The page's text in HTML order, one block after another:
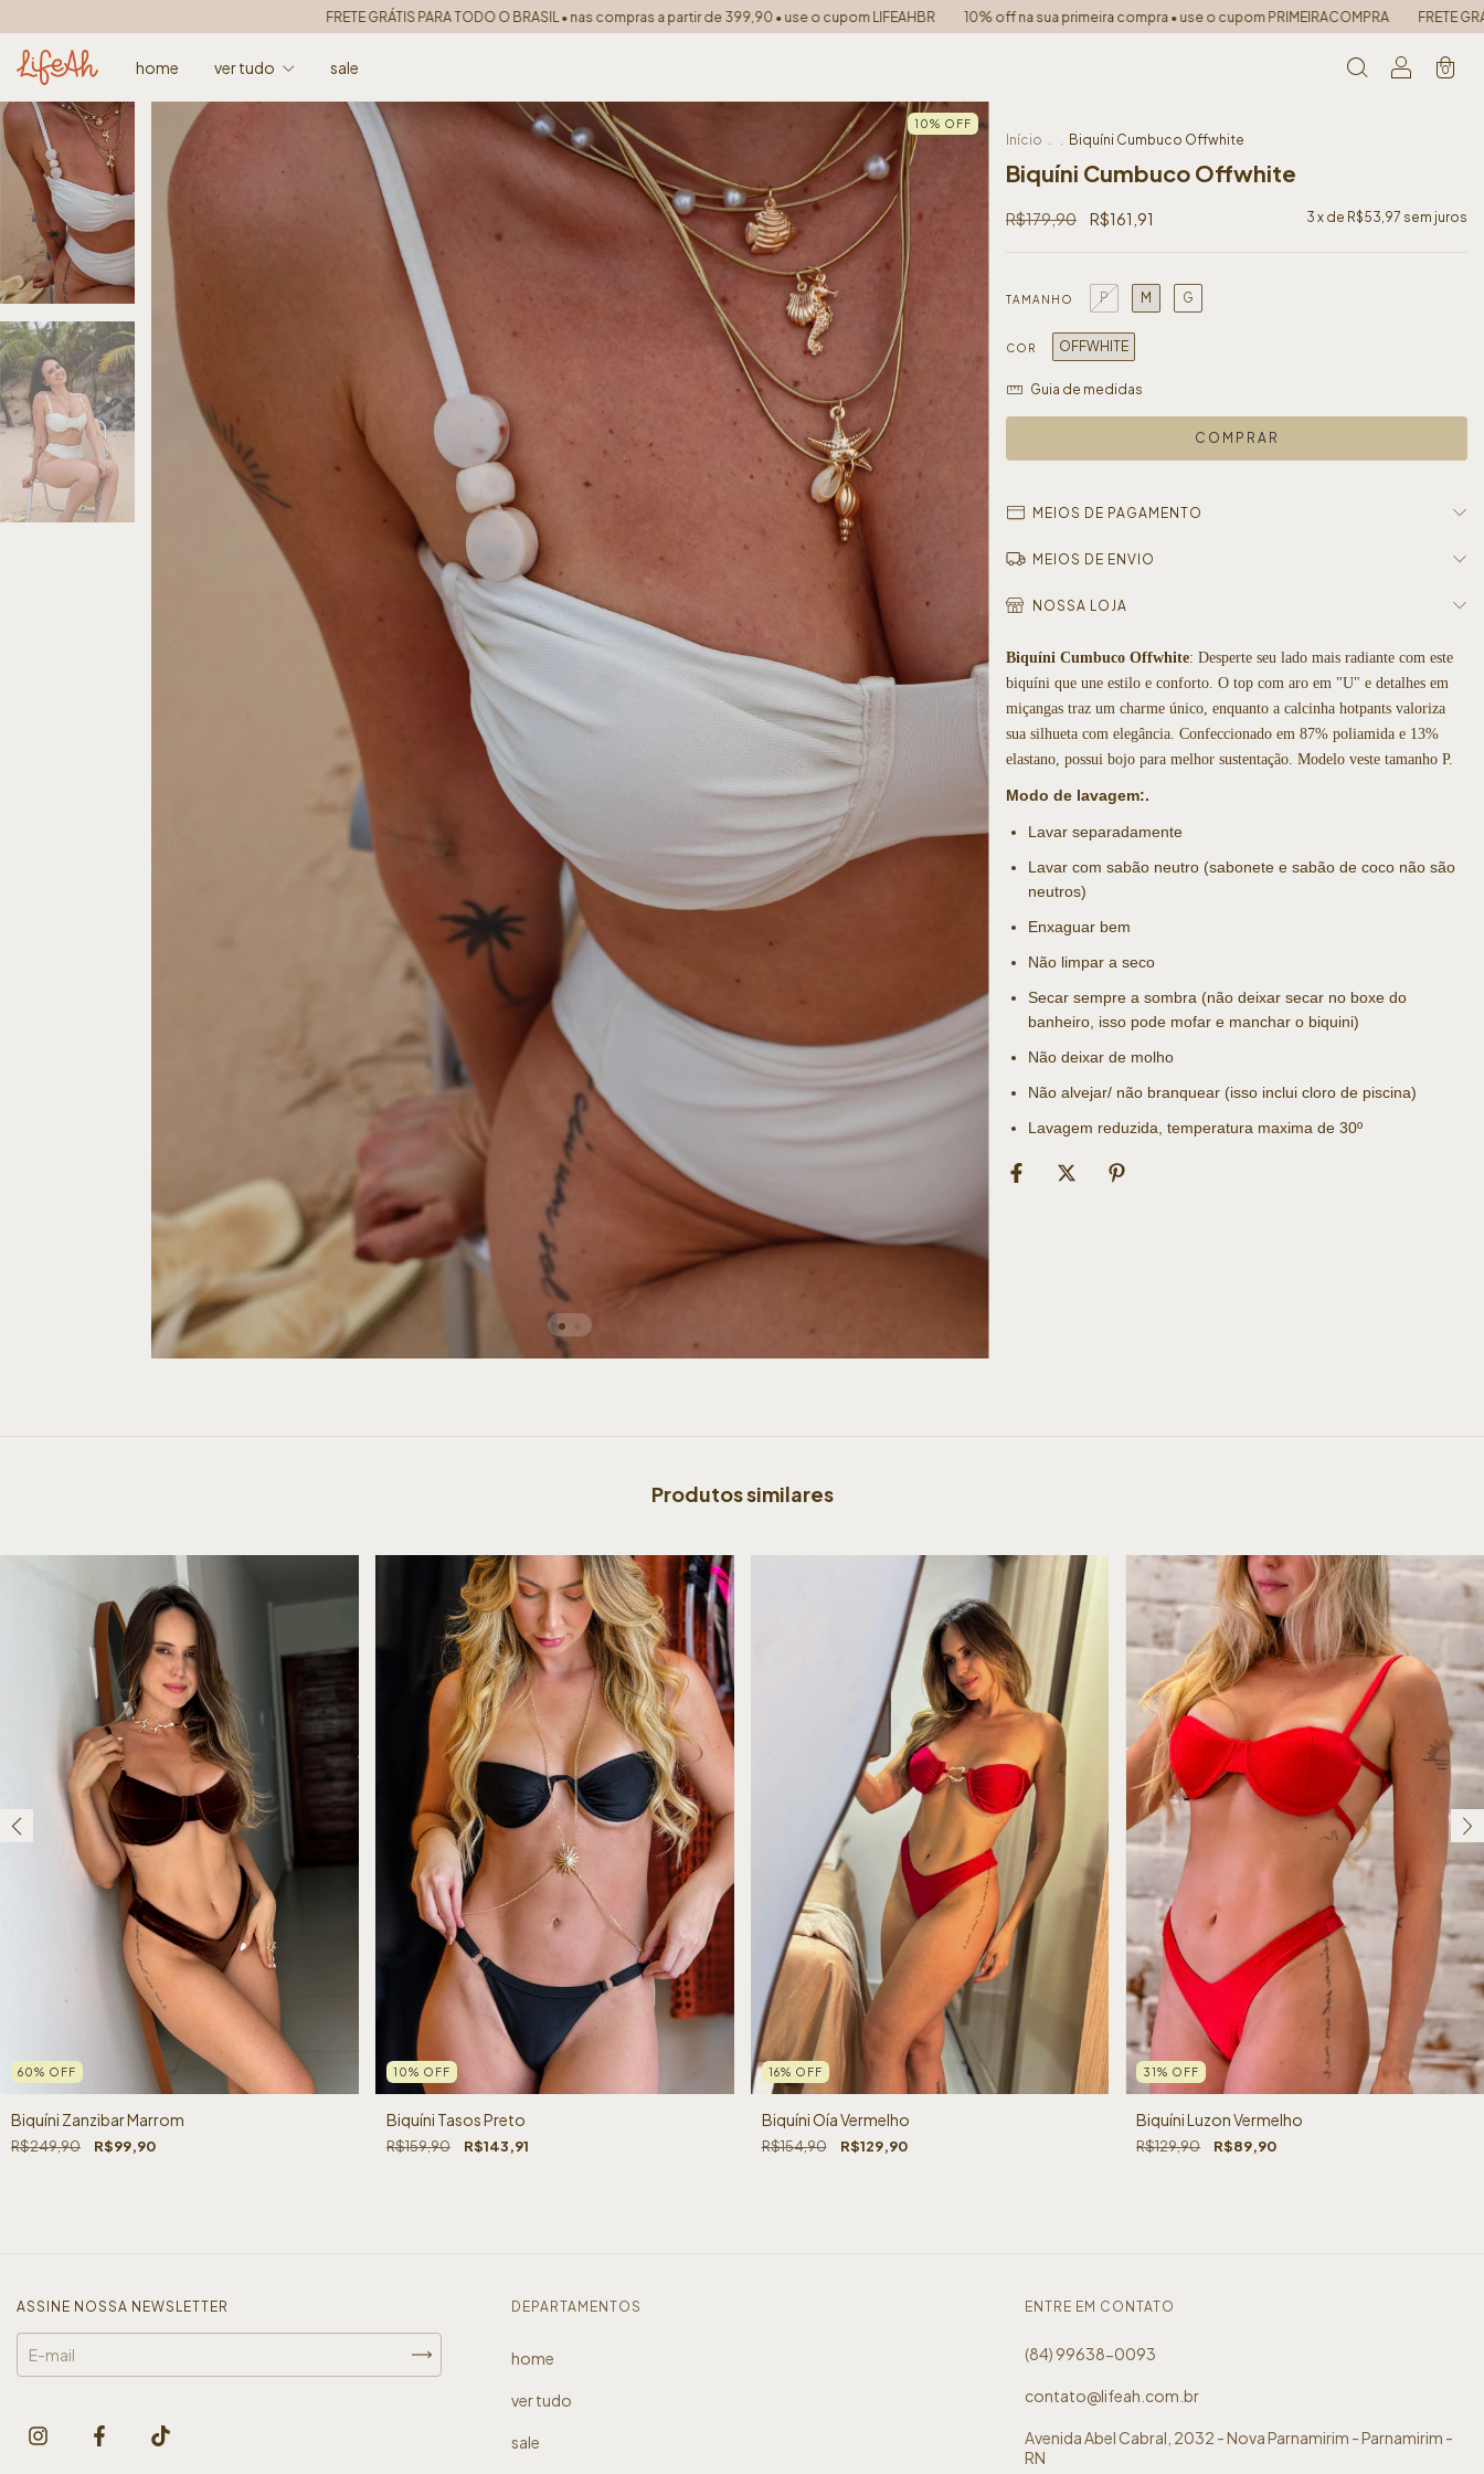
FRETE GRÁTIS PARA TODO O BRASIL • nas compras a partir de 399,90 • use o cupom LIFEAHBR 10% off na sua primeira compra • use o cupom PRIMEIRACOMPRA FRETE GRÁTIS PARA TODO O
home ver tudo sale 0
10% OFF
Início Biquíni Cumbuco Offwhite
Biquíni Cumbuco Offwhite
R$179,90 R$161,91 3 x de R$53,97 sem juros
TAMANHO P M G
COR OFFWHITE
Guia de medidas
MEIOS DE PAGAMENTO
MEIOS DE ENVIO
NOSSA LOJA
Biquíni Cumbuco Offwhite: Desperte seu lado mais radiante com este
biquíni que une estilo e conforto. O top com aro em "U" e detalhes em
miçangas traz um charme único, enquanto a calcinha hotpants valoriza
sua silhueta com elegância. Confeccionado em 87% poliamida e 13%
elastano, possui bojo para melhor sustentação. Modelo veste tamanho P.
Modo de lavagem:.
Lavar separadamente
Lavar com sabão neutro (sabonete e sabão de coco não são
neutros)
Enxaguar bem
Não limpar a seco
Secar sempre a sombra (não deixar secar no boxe do
banheiro, isso pode mofar e manchar o biquini)
Não deixar de molho
Não alvejar/ não branquear (isso inclui cloro de piscina)
Lavagem reduzida, temperatura maxima de 30º
Produtos similares
60% OFF
Biquíni Zanzibar Marrom
R$249,90 R$99,90
10% OFF
Biquíni Tasos Preto
R$159,90 R$143,91
16% OFF
Biquíni Oía Vermelho
R$154,90 R$129,90
31% OFF
Biquíni Luzon Vermelho
R$129,90 R$89,90
ASSINE NOSSA NEWSLETTER DEPARTAMENTOS
home
ver tudo
sale
ENTRE EM CONTATO
(84) 99638-0093
contato@lifeah.com.br
Avenida Abel Cabral, 2032 - Nova Parnamirim - Parnamirim -
RN